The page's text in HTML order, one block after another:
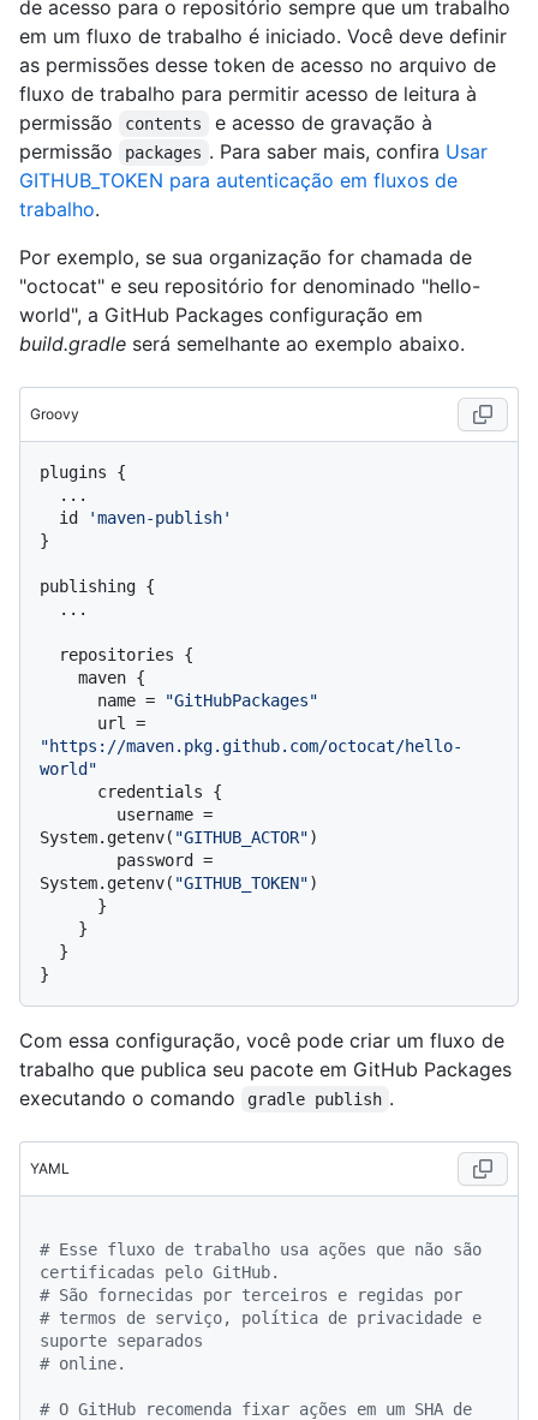
de acesso para o repositório sempre que um trabalho
em um fluxo de trabalho é iniciado. Você deve definir
as permissões desse token de acesso no arquivo de
fluxo de trabalho para permitir acesso de leitura à
permissão
contents
e acesso de gravação à
permissão
packages . Para saber mais, confira Usar
GITHUB_TOKEN para autenticação em fluxos de
trabalho.
Por exemplo, se sua organização for chamada de
"octocat" e seu repositório for denominado "hello-
world", a GitHub Packages configuração em
build.gradle será semelhante ao exemplo abaixo.
Groovy
plugins {
  id
'maven-publish'
}
publishing {
      name =
"GitHubPackages"
"https://maven.pkg.github.com/octocat/hello-
world"
System.getenv( "GITHUB_ACTOR")
System.getenv( "GITHUB_TOKEN")
Com essa configuração, você pode criar um fluxo de
trabalho que publica seu pacote em GitHub Packages
executando o comando
gradle publish .
YAML
# Esse fluxo de trabalho usa ações que não são
certificadas pelo GitHub.
# São fornecidas por terceiros e regidas por
# termos de serviço, política de privacidade e
suporte separados
# online.
# O GitHub recomenda fixar ações em um SHA de